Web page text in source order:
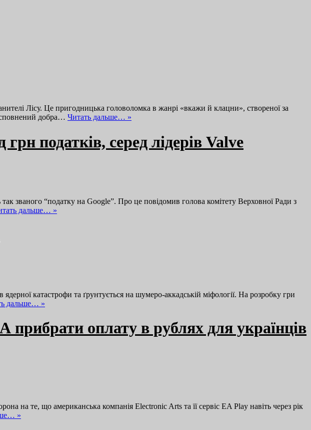
Лісу. Це пригодницька головоломка в жанрі «вкажи й клацни», створеної за
сповнений добра… Читать дальше… »
податків, серед лідерів Valve
званого “податку на Google”. Про це повідомив голова комітету Верховної Ради з
дальше… »
катастрофи та ґрунтується на шумеро-аккадській міфології. На розробку гри
дальше… »
оплату в рублях для українців
на те, що американська компанія Electronic Arts та її сервіс EA Play навіть через рік
»